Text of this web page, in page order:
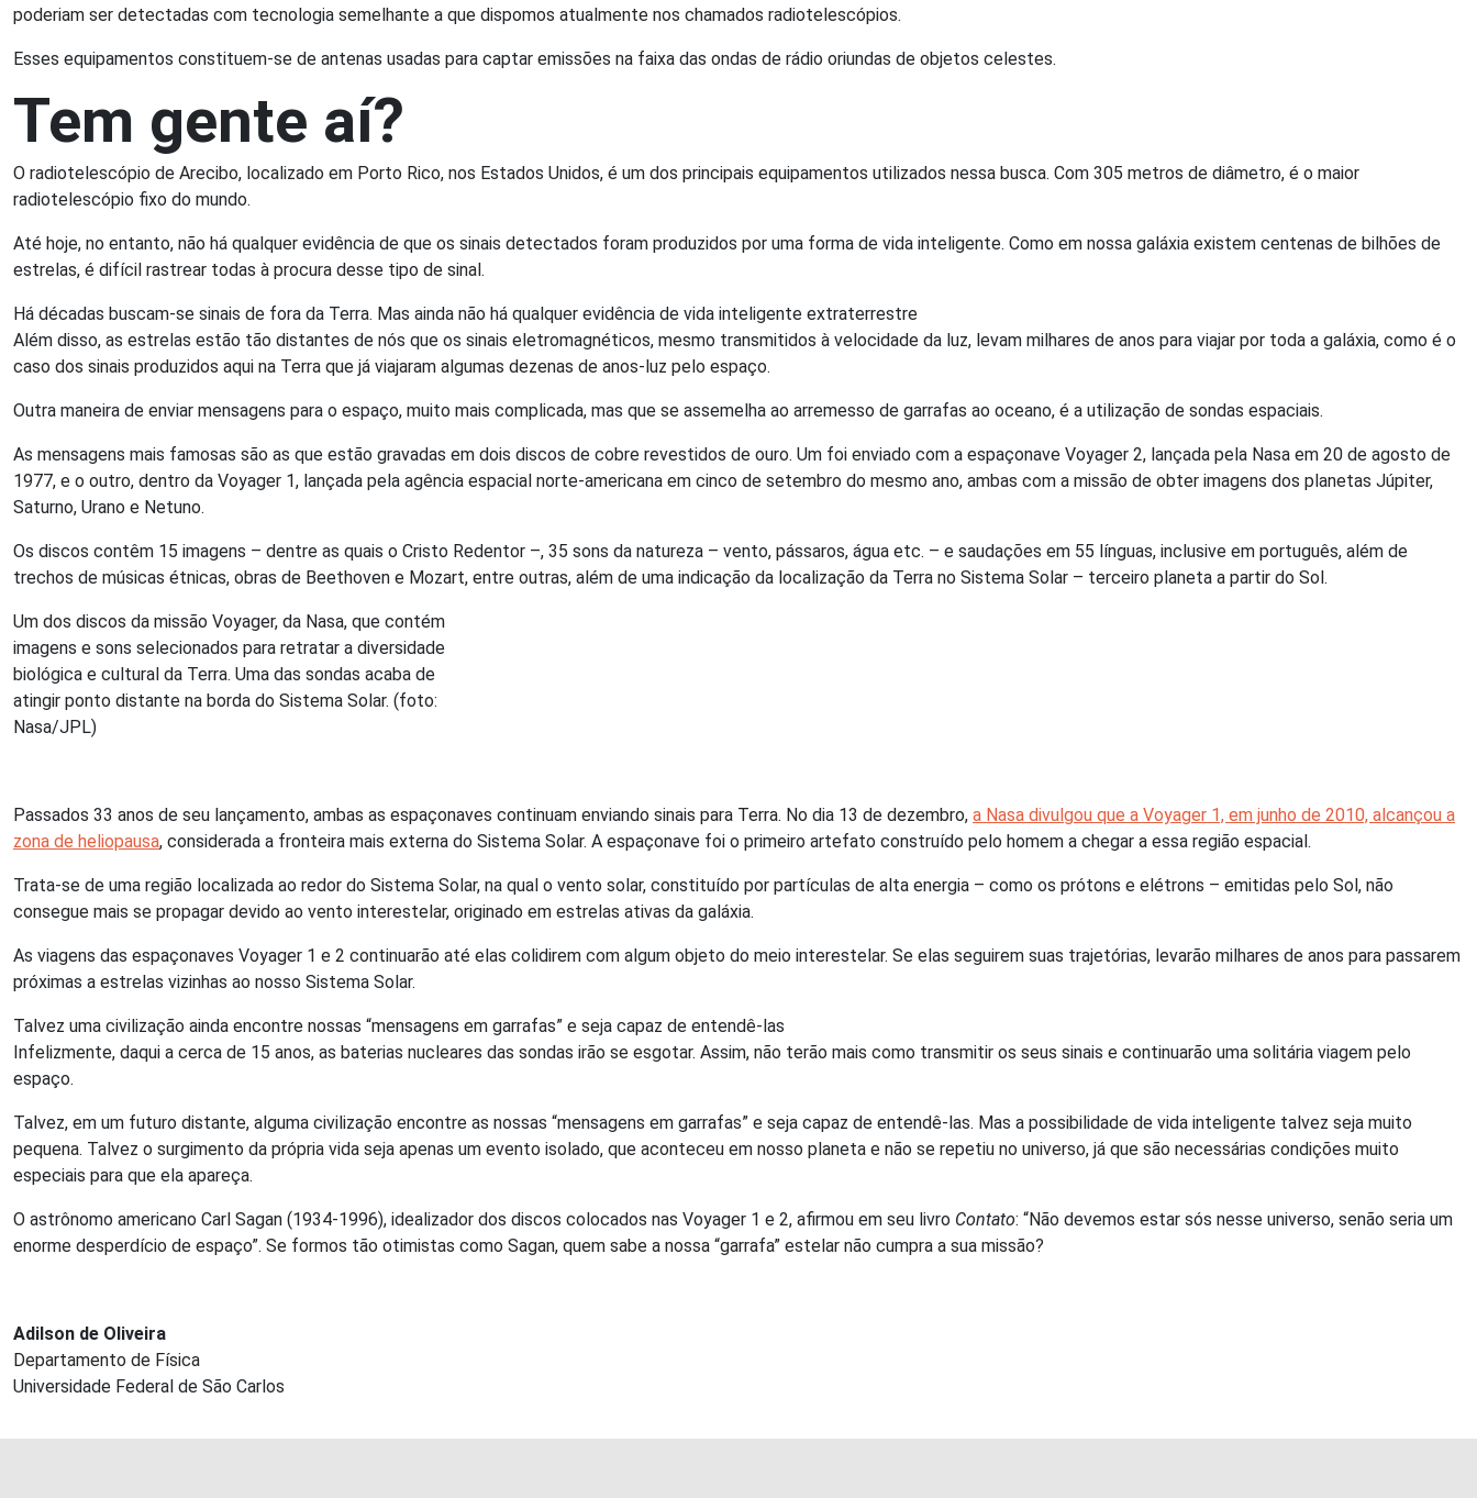
poderiam ser detectadas com tecnologia semelhante a que dispomos atualmente nos chamados radiotelescópios.
Esses equipamentos constituem-se de antenas usadas para captar emissões na faixa das ondas de rádio oriundas de objetos celestes.
Tem gente aí?
O radiotelescópio de Arecibo, localizado em Porto Rico, nos Estados Unidos, é um dos principais equipamentos utilizados nessa busca. Com 305 metros de diâmetro, é o maior
radiotelescópio fixo do mundo.
Até hoje, no entanto, não há qualquer evidência de que os sinais detectados foram produzidos por uma forma de vida inteligente. Como em nossa galáxia existem centenas de bilhões de
estrelas, é difícil rastrear todas à procura desse tipo de sinal.
Há décadas buscam-se sinais de fora da Terra. Mas ainda não há qualquer evidência de vida inteligente extraterrestre
Além disso, as estrelas estão tão distantes de nós que os sinais eletromagnéticos, mesmo transmitidos à velocidade da luz, levam milhares de anos para viajar por toda a galáxia, como é o
caso dos sinais produzidos aqui na Terra que já viajaram algumas dezenas de anos-luz pelo espaço.
Outra maneira de enviar mensagens para o espaço, muito mais complicada, mas que se assemelha ao arremesso de garrafas ao oceano, é a utilização de sondas espaciais.
As mensagens mais famosas são as que estão gravadas em dois discos de cobre revestidos de ouro. Um foi enviado com a espaçonave Voyager 2, lançada pela Nasa em 20 de agosto de
1977, e o outro, dentro da Voyager 1, lançada pela agência espacial norte-americana em cinco de setembro do mesmo ano, ambas com a missão de obter imagens dos planetas Júpiter,
Saturno, Urano e Netuno.
Os discos contêm 15 imagens – dentre as quais o Cristo Redentor –, 35 sons da natureza – vento, pássaros, água etc. – e saudações em 55 línguas, inclusive em português, além de
trechos de músicas étnicas, obras de Beethoven e Mozart, entre outras, além de uma indicação da localização da Terra no Sistema Solar – terceiro planeta a partir do Sol.
Um dos discos da missão Voyager, da Nasa, que contém
imagens e sons selecionados para retratar a diversidade
biológica e cultural da Terra. Uma das sondas acaba de
atingir ponto distante na borda do Sistema Solar. (foto:
Nasa/JPL)
Passados 33 anos de seu lançamento, ambas as espaçonaves continuam enviando sinais para Terra. No dia 13 de dezembro, a Nasa divulgou que a Voyager 1, em junho de 2010, alcançou a
zona de heliopausa, considerada a fronteira mais externa do Sistema Solar. A espaçonave foi o primeiro artefato construído pelo homem a chegar a essa região espacial.
Trata-se de uma região localizada ao redor do Sistema Solar, na qual o vento solar, constituído por partículas de alta energia – como os prótons e elétrons – emitidas pelo Sol, não
consegue mais se propagar devido ao vento interestelar, originado em estrelas ativas da galáxia.
As viagens das espaçonaves Voyager 1 e 2 continuarão até elas colidirem com algum objeto do meio interestelar. Se elas seguirem suas trajetórias, levarão milhares de anos para passarem
próximas a estrelas vizinhas ao nosso Sistema Solar.
Talvez uma civilização ainda encontre nossas “mensagens em garrafas” e seja capaz de entendê-las
Infelizmente, daqui a cerca de 15 anos, as baterias nucleares das sondas irão se esgotar. Assim, não terão mais como transmitir os seus sinais e continuarão uma solitária viagem pelo
espaço.
Talvez, em um futuro distante, alguma civilização encontre as nossas “mensagens em garrafas” e seja capaz de entendê-las. Mas a possibilidade de vida inteligente talvez seja muito
pequena. Talvez o surgimento da própria vida seja apenas um evento isolado, que aconteceu em nosso planeta e não se repetiu no universo, já que são necessárias condições muito
especiais para que ela apareça.
O astrônomo americano Carl Sagan (1934-1996), idealizador dos discos colocados nas Voyager 1 e 2, afirmou em seu livro Contato: “Não devemos estar sós nesse universo, senão seria um
enorme desperdício de espaço”. Se formos tão otimistas como Sagan, quem sabe a nossa “garrafa” estelar não cumpra a sua missão?
Adilson de Oliveira
Departamento de Física
Universidade Federal de São Carlos